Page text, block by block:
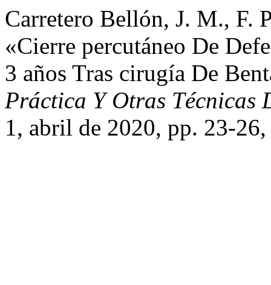
Carretero Bellón, J. M., F.
«Cierre percutáneo De
3 años Tras cirugía De
Práctica Y Otras Técnicas
1, abril de 2020, pp. 23-